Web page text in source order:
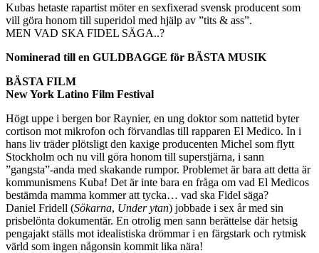
Kubas hetaste rapartist möter en sexfixerad svensk producent som
vill göra honom till superidol med hjälp av ”tits & ass”.
MEN VAD SKA FIDEL SÄGA..?
Nominerad till en GULDBAGGE för BÄSTA MUSIK
BÄSTA FILM
New York Latino Film Festival
Högt uppe i bergen bor Raynier, en ung doktor som nattetid byter
cortison mot mikrofon och förvandlas till rapparen El Medico. In i
hans liv träder plötsligt den kaxige producenten Michel som flytt
Stockholm och nu vill göra honom till superstjärna, i sann
”gangsta”-anda med skakande rumpor. Problemet är bara att detta är
kommunismens Kuba! Det är inte bara en fråga om vad El Medicos
bestämda mamma kommer att tycka… vad ska Fidel säga?
Daniel Fridell (Sökarna, Under ytan) jobbade i sex år med sin
prisbelönta dokumentär. En otrolig men sann berättelse där hetsig
pengajakt ställs mot idealistiska drömmar i en färgstark och rytmisk
värld som ingen någonsin kommit lika nära!